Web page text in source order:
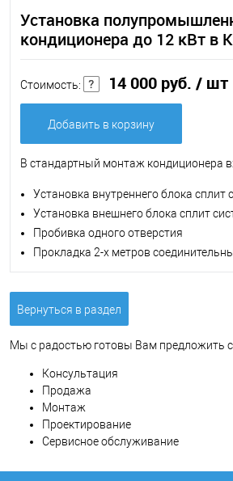
Установка
кондиционера до 12 кВт в
Стоимость: 14 000 руб. / шт
Добавить в корзину
В стандартный монтаж кондиционера
Установка внутреннего блока сплит
Установка внешнего блока сплит
Пробивка одного отверстия
Прокладка 2-х метров
Вернуться в раздел
Мы с радостью готовы Вам предложить
Консультация
Продажа
Монтаж
Проектирование
Сервисное обслуживание